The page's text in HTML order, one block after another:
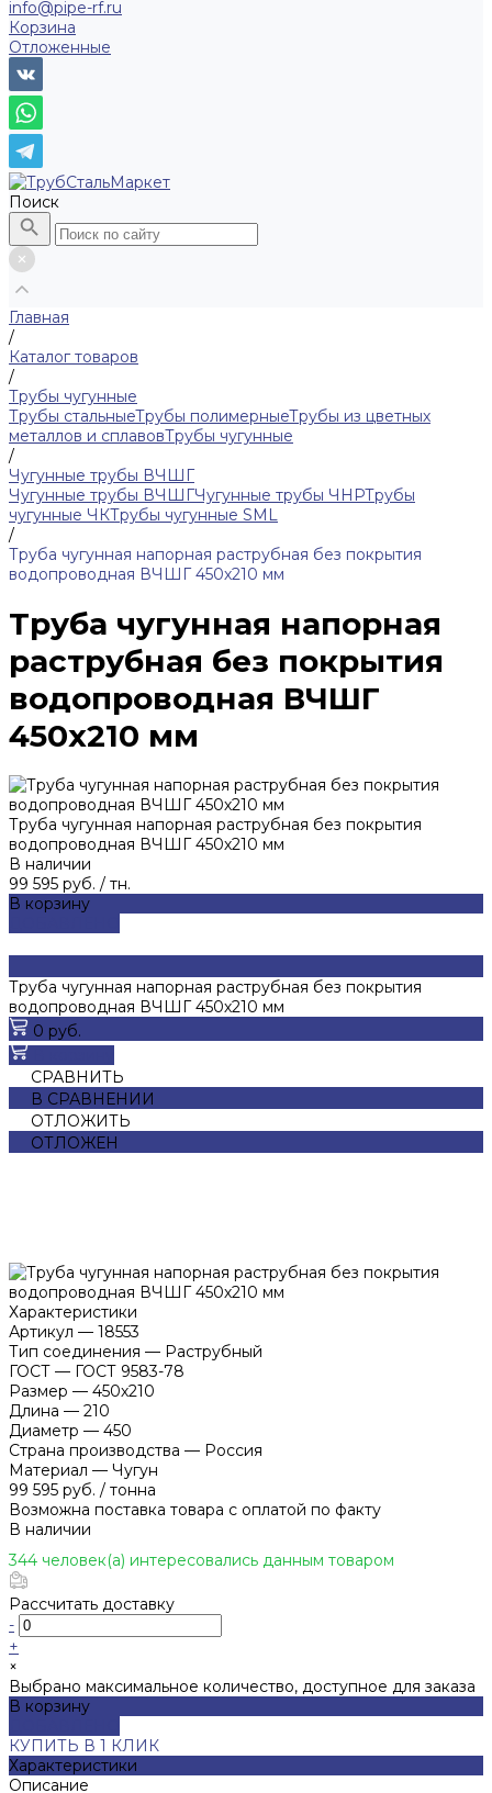
info@pipe-rf.ru
Корзина
Отложенные
Поиск
Главная
/
Каталог товаров
/
Трубы чугунные
Трубы стальныеТрубы полимерныеТрубы из цветных
металлов и сплавовТрубы чугунные
/
Чугунные трубы ВЧШГ
Чугунные трубы ВЧШГЧугунные трубы ЧНРТрубы
чугунные ЧКТрубы чугунные SML
/
Труба чугунная напорная раструбная без покрытия
водопроводная ВЧШГ 450х210 мм
Труба чугунная напорная
раструбная без покрытия
водопроводная ВЧШГ
450х210 мм
Труба чугунная напорная раструбная без покрытия
водопроводная ВЧШГ 450х210 мм
В наличии
99 595 руб. / тн.
В корзину
Труба чугунная напорная раструбная без покрытия
водопроводная ВЧШГ 450х210 мм
0 руб.
СРАВНИТЬ
В СРАВНЕНИИ
ОТЛОЖИТЬ
ОТЛОЖЕН
Характеристики
Артикул — 18553
Тип соединения — Раструбный
ГОСТ — ГОСТ 9583-78
Размер — 450х210
Длина — 210
Диаметр — 450
Страна производства — Россия
Материал — Чугун
99 595 руб. / тонна
Возможна поставка товара с оплатой по факту
В наличии
344 человек(а) интересовались данным товаром
Рассчитать доставку
-
+
×
Выбрано максимальное количество, доступное для заказа
В корзину
КУПИТЬ В 1 КЛИК
Характеристики
Описание